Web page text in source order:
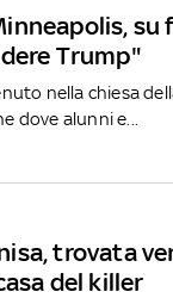
su
Trump"
nella chiesa
dove alunni e...
trovata
del killer